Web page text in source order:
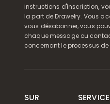
instructions d'inscription,
la part de Drawelry. Vous
vous désabonner, vous
chaque message ou
concernant le processus
SUR
SERVICE